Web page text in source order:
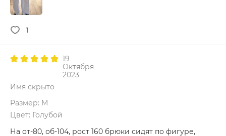
1
19
Октября
2023
Имя скрыто
Размер: M
Цвет: Голубой
На от-80, об-104, рост 160 брюки сидят по фигуре,